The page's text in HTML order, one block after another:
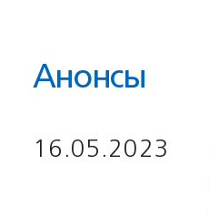
Анонсы
16.05.2023